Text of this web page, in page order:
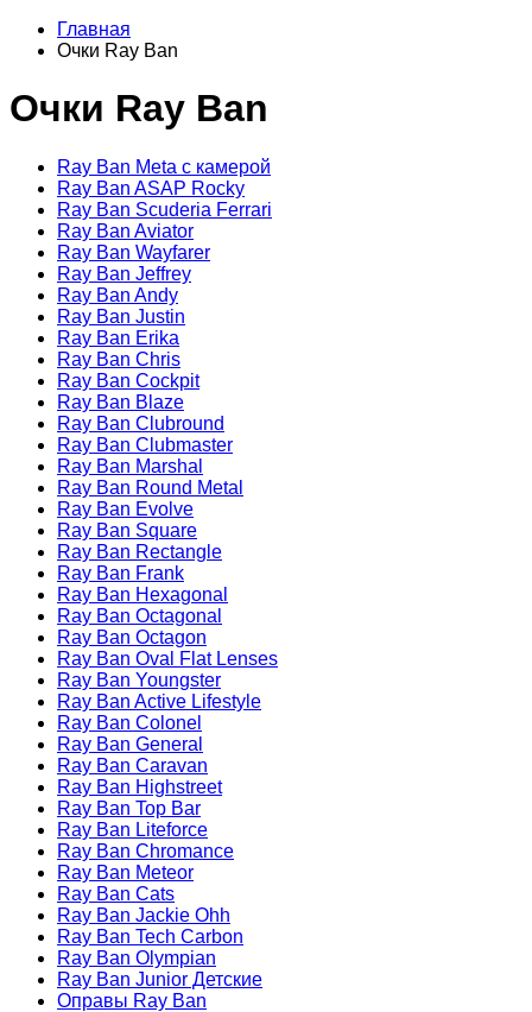
Главная
Очки Ray Ban
Очки Ray Ban
Ray Ban Meta с камерой
Ray Ban ASAP Rocky
Ray Ban Scuderia Ferrari
Ray Ban Aviator
Ray Ban Wayfarer
Ray Ban Jeffrey
Ray Ban Andy
Ray Ban Justin
Ray Ban Erika
Ray Ban Chris
Ray Ban Cockpit
Ray Ban Blaze
Ray Ban Clubround
Ray Ban Clubmaster
Ray Ban Marshal
Ray Ban Round Metal
Ray Ban Evolve
Ray Ban Square
Ray Ban Rectangle
Ray Ban Frank
Ray Ban Hexagonal
Ray Ban Octagonal
Ray Ban Octagon
Ray Ban Oval Flat Lenses
Ray Ban Youngster
Ray Ban Active Lifestyle
Ray Ban Colonel
Ray Ban General
Ray Ban Caravan
Ray Ban Highstreet
Ray Ban Top Bar
Ray Ban Liteforce
Ray Ban Chromance
Ray Ban Meteor
Ray Ban Cats
Ray Ban Jackie Ohh
Ray Ban Tech Carbon
Ray Ban Olympian
Ray Ban Junior Детские
Оправы Ray Ban